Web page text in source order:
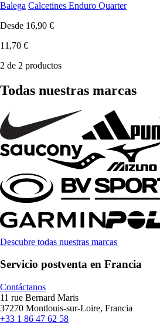
Balega Calcetines Enduro Quarter
Desde 16,90 €
11,70 €
2 de 2 productos
Todas nuestras marcas
Descubre todas nuestras marcas
Servicio postventa en Francia
Contáctanos
11 rue Bernard Maris
37270 Montlouis-sur-Loire, Francia
+33 1 86 47 62 58